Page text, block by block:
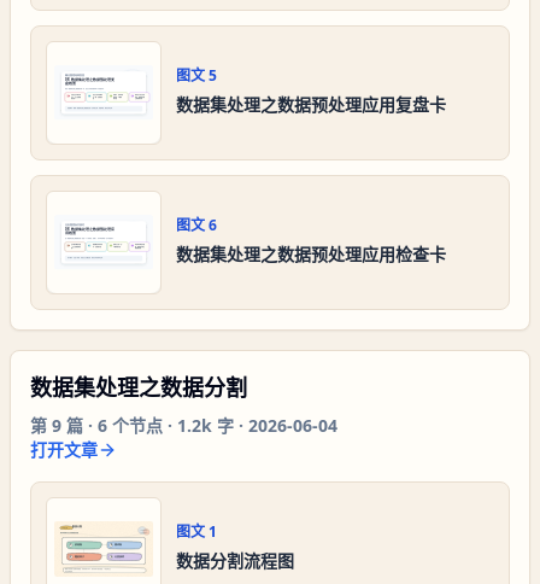
图文5
数据集处理之数据预处理应用复盘卡
图文6
数据集处理之数据预处理应用检查卡
数据集处理之数据分割
第 9 篇 · 6 个节点 · 1.2k 字 · 2026-06-04
打开文章
图文 1
数据分割流程图